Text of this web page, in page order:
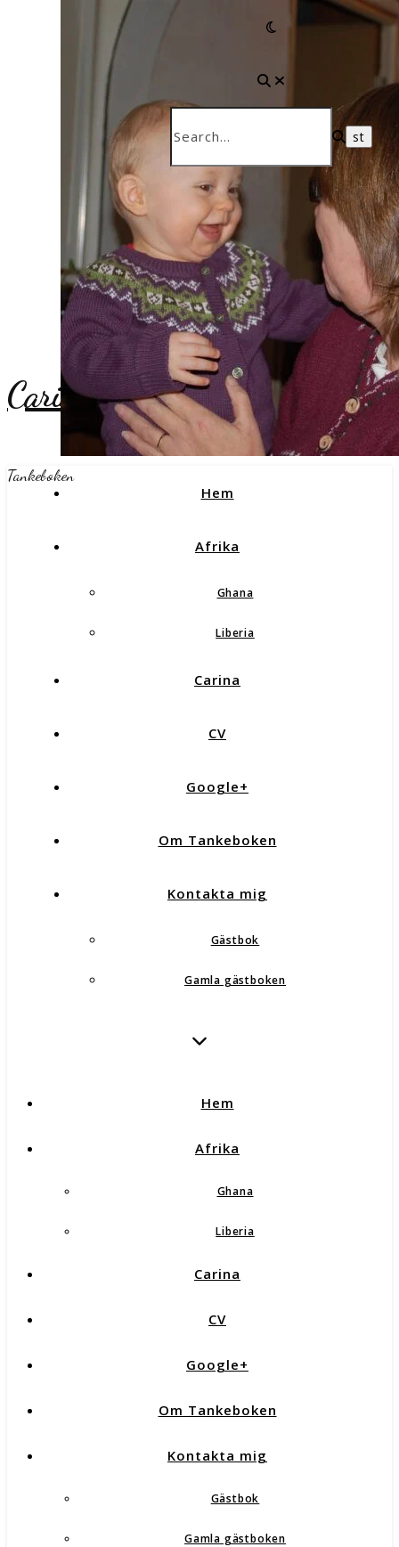
Carina´s tankar – Tankeboken
Tankeboken
Hem
Afrika
Ghana
Liberia
Carina
CV
Google+
Om Tankeboken
Kontakta mig
Gästbok
Gamla gästboken
Hem
Afrika
Ghana
Liberia
Carina
CV
Google+
Om Tankeboken
Kontakta mig
Gästbok
Gamla gästboken